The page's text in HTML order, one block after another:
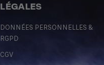
LÉGALES
DONNÉES PERSONNELLES &
RGPD
CGV